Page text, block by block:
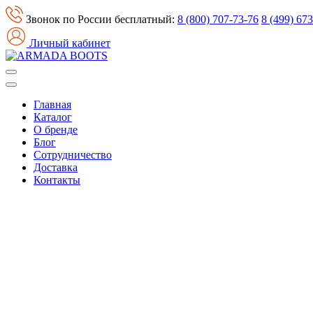
Звонок по России бесплатный: 8 (800) 707-73-76 8 (499)
Личный кабинет
Главная
Каталог
О бренде
Блог
Сотрудничество
Доставка
Контакты